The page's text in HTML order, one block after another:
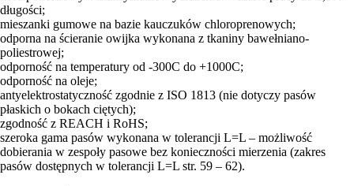
długości;
mieszanki gumowe na bazie kauczuków chloroprenowych;
odporna na ścieranie owijka wykonana z tkaniny bawełniano-
poliestrowej;
odporność na temperatury od -300C do +1000C;
odporność na oleje;
antyelektrostatyczność zgodnie z ISO 1813 (nie dotyczy pasów
płaskich o bokach ciętych);
zgodność z REACH i RoHS;
szeroka gama pasów wykonana w tolerancji L=L – możliwość
dobierania w zespoły pasowe bez konieczności mierzenia (zakres
pasów dostępnych w tolerancji L=L str. 59 – 62).